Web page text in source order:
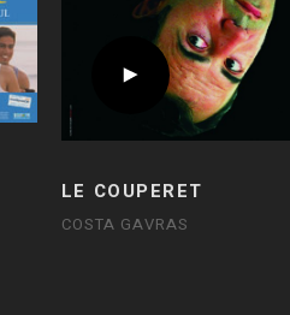
LE COUPERET
COSTA GAVRAS